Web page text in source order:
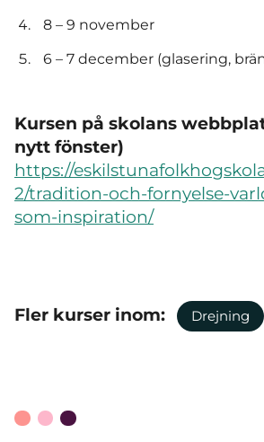
8 – 9 november
6 – 7 december (glasering,
Kursen på skolans
nytt fönster)
https://
2/tradition-och-fornyelse-
som-inspiration/
Fler kurser inom: Drejning